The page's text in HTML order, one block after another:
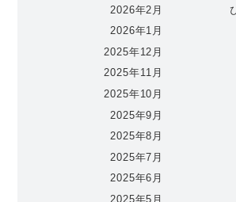
2026年2月
2026年1月
2025年12月
2025年11月
2025年10月
2025年9月
2025年8月
2025年7月
2025年6月
2025年5月